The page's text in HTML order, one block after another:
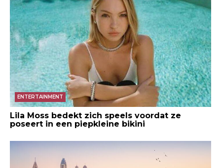
ENTERTAINMENT
Lila Moss bedekt zich speels voordat ze
poseert in een piepkleine bikini